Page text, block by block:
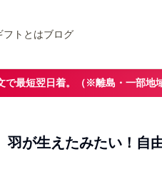
フトとはブログ
で最短翌日着。（※離島・一部地
羽が生えたみたい！自